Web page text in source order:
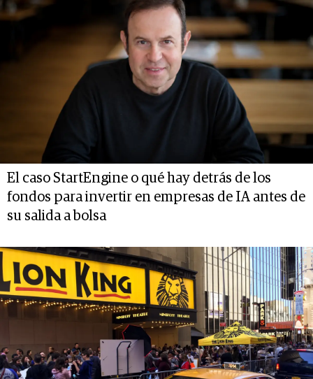
El caso StartEngine o qué hay detrás de los
fondos para invertir en empresas de IA antes de
su salida a bolsa